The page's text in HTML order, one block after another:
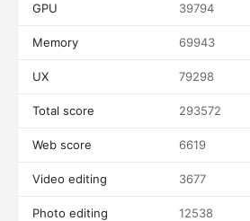
GPU 39794
Memory 69943
UX 79298
Total score 293572
Web score 6619
Video editing 3677
Photo editing 12538